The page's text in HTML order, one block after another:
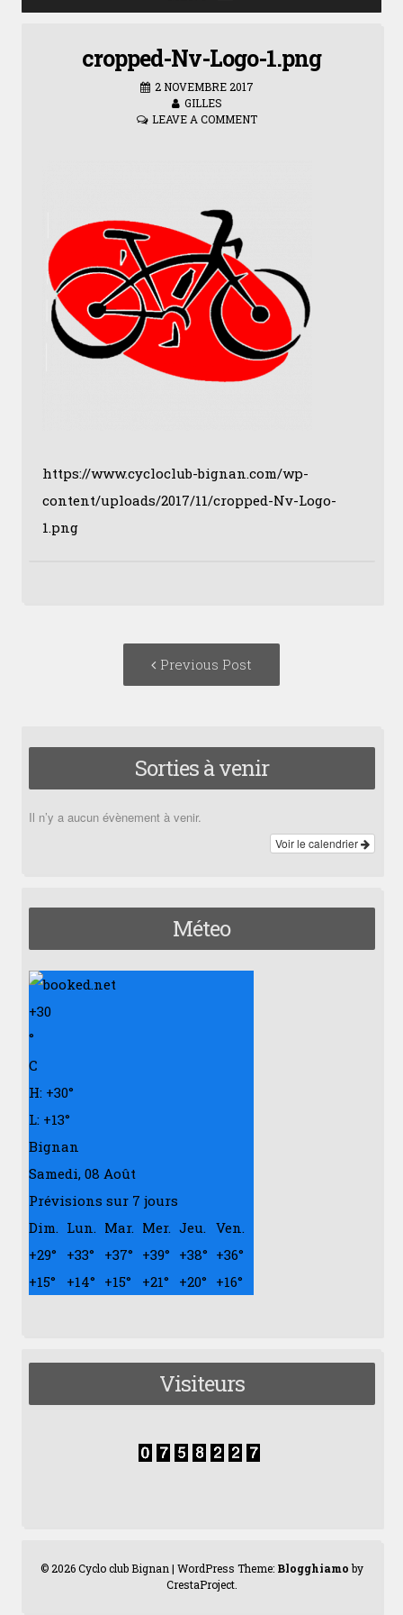
cropped-Nv-Logo-1.png
2 NOVEMBRE 2017
GILLES
LEAVE A COMMENT
https://www.cycloclub-bignan.com/wp-
content/uploads/2017/11/cropped-Nv-Logo-
1.png
Previous Post
Sorties à venir
Il n’y a aucun évènement à venir.
Voir le calendrier
Méteo
+30
°
C
H: +30°
L: +13°
Bignan
Samedi, 08 Août
Prévisions sur 7 jours
Dim. Lun. Mar. Mer. Jeu. Ven.
+29° +33° +37° +39° +38° +36°
+15° +14° +15° +21° +20° +16°
Visiteurs
© 2026 Cyclo club Bignan | WordPress Theme: Blogghiamoby
CrestaProject.